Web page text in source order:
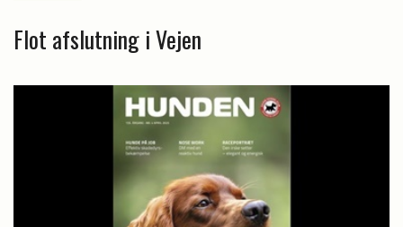
Flot afslutning i Vejen